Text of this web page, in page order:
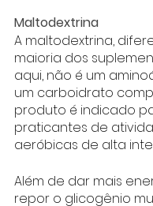
Maltodextrina
A maltodextrina,
maioria dos
aqui, não é um
um carboidrato
produto é indicado
praticantes de
aeróbicas de alta
Além de dar mais
repor o glicogênio